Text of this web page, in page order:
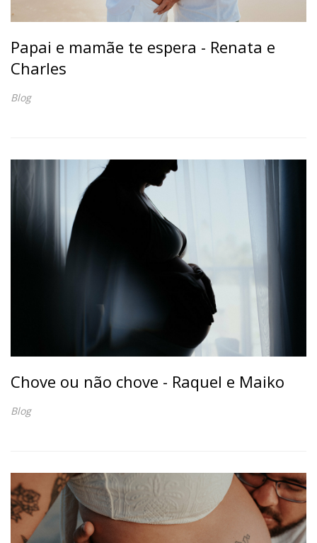
Papai e mamãe te espera - Renata e
Charles
Blog
Chove ou não chove - Raquel e Maiko
Blog